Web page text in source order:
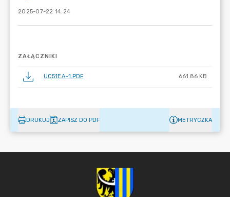
2025-07-22 14:24
ZAŁĄCZNIKI
UC51EA~1.PDF 661.86 KB
DRUKUJ ZAPISZ DO PDF METRYCZKA